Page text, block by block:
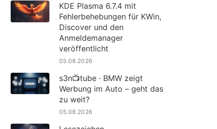
KDE Plasma 6.7.4 mit
Fehlerbehebungen für KWin,
Discover und den
Anmeldemanager
veröffentlicht
05.08.2026
s3n📺tube · BMW zeigt
Werbung im Auto – geht das
zu weit?
05.08.2026